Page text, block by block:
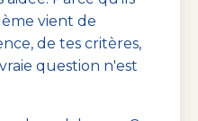
vient de
de tes critères,
question n'est